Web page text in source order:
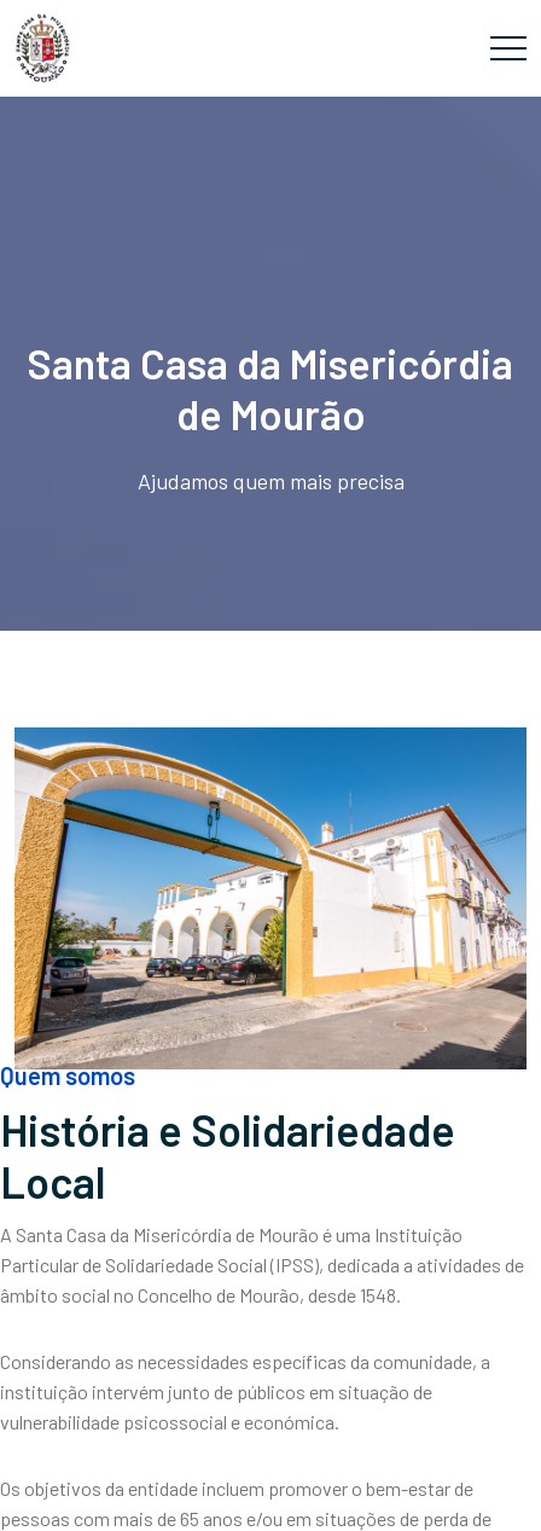
Santa Casa da Misericórdia
de Mourão
Ajudamos quem mais precisa
Quem somos
História e Solidariedade
Local
A Santa Casa da Misericórdia de Mourão é uma Instituição
Particular de Solidariedade Social (IPSS), dedicada a atividades de
âmbito social no Concelho de Mourão, desde 1548.
Considerando as necessidades específicas da comunidade, a
instituição intervém junto de públicos em situação de
vulnerabilidade psicossocial e económica.
Os objetivos da entidade incluem promover o bem-estar de
pessoas com mais de 65 anos e/ou em situações de perda de